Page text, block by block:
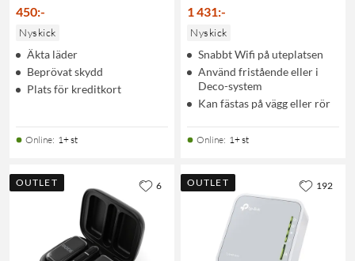
450:-
Nyskick
Äkta läder
Beprövat skydd
Plats för kreditkort
Online: 1+ st
1 431:-
Nyskick
Snabbt Wifi på uteplatsen
Använd fristående eller i
Deco-system
Kan fästas på vägg eller rör
Online: 1+ st
OUTLET 6 OUTLET 192